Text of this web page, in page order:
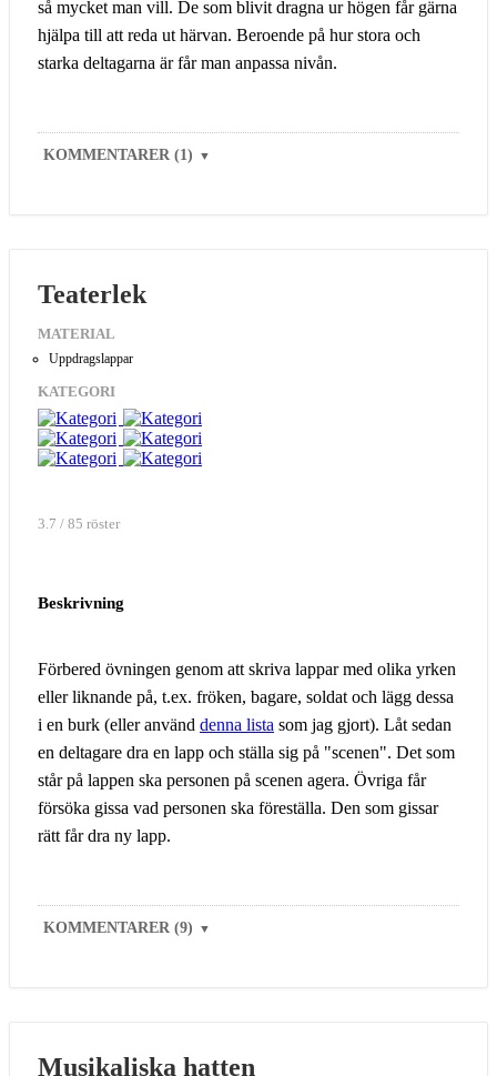
så mycket man vill. De som blivit dragna ur högen får gärna
hjälpa till att reda ut härvan. Beroende på hur stora och
starka deltagarna är får man anpassa nivån.
KOMMENTARER (1) ▼
Teaterlek
MATERIAL
Uppdragslappar
KATEGORI
3.7 / 85 röster
Beskrivning
Förbered övningen genom att skriva lappar med olika yrken
eller liknande på, t.ex. fröken, bagare, soldat och lägg dessa
i en burk (eller använd denna lista som jag gjort). Låt sedan
en deltagare dra en lapp och ställa sig på "scenen". Det som
står på lappen ska personen på scenen agera. Övriga får
försöka gissa vad personen ska föreställa. Den som gissar
rätt får dra ny lapp.
KOMMENTARER (9) ▼
Musikaliska hatten